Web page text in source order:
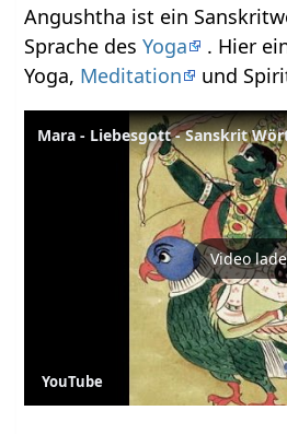
Angushtha ist ein
Sprache desYoga
. Hier
Yoga, Meditation und
Mara - Liebesgott - Sanskrit
Video
YouTube